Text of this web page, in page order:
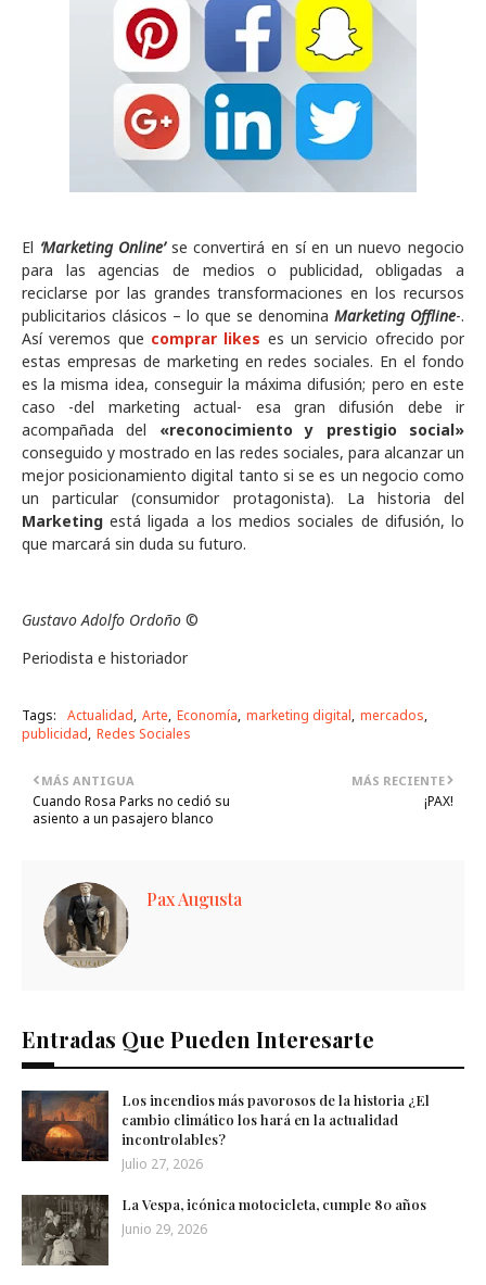
El ‘Marketing Online’se convertirá en sí en un nuevo negocio
para las agencias de medios o publicidad, obligadas a
reciclarse por las grandes transformaciones en los recursos
publicitarios clásicos – lo que se denomina Marketing Offline-.
Así veremos que comprar likes es un servicio ofrecido por
estas empresas de marketing en redes sociales. En el fondo
es la misma idea, conseguir la máxima difusión; pero en este
caso -del marketing actual- esa gran difusión debe ir
acompañada del «reconocimiento y prestigio social»
conseguido y mostrado en las redes sociales, para alcanzar un
mejor posicionamiento digital tanto si se es un negocio como
un particular (consumidor protagonista). La historia del
Marketingestá ligada a los medios sociales de difusión, lo
que marcará sin duda su futuro.
Gustavo Adolfo Ordoño ©
Periodista e historiador
Tags: Actualidad Arte Economía marketing digital mercados
publicidad Redes Sociales
MÁS RECIENTE
¡PAX!
MÁS ANTIGUA
Cuando Rosa Parks no cedió su
asiento a un pasajero blanco
Pax Augusta
Entradas Que Pueden Interesarte
Los incendios más pavorosos de la historia ¿El
cambio climático los hará en la actualidad
incontrolables?
Julio 27, 2026
La Vespa, icónica motocicleta, cumple 80 años
Junio 29, 2026